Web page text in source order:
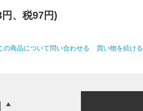
、税97円)
の商品について問い合わせる 買い物を続ける